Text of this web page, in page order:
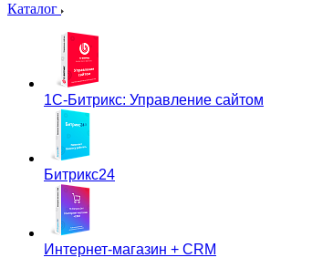
Каталог
1С-Битрикс: Управление сайтом
Битрикс24
Интернет-магазин + CRM